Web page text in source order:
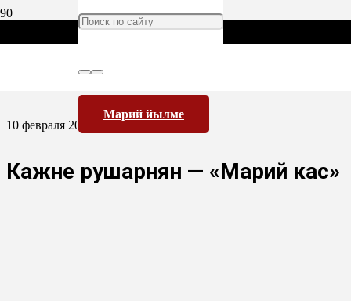
Марий йылме
10 февраля 2019
Кажне рушарнян — «Марий кас»